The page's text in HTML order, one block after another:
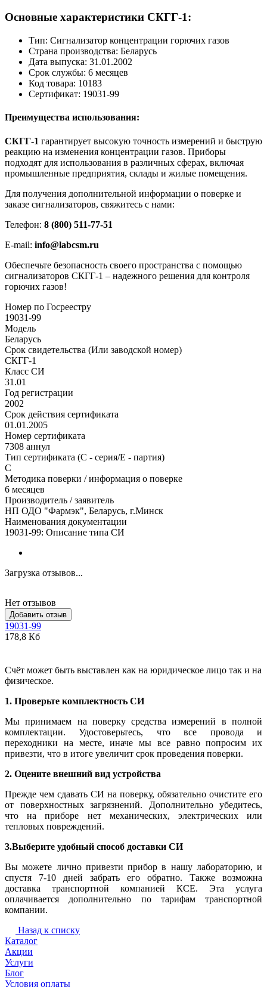
Основные характеристики СКГГ-1:
Тип: Сигнализатор концентрации горючих газов
Страна производства: Беларусь
Дата выпуска: 31.01.2002
Срок службы: 6 месяцев
Код товара: 10183
Сертификат: 19031-99
Преимущества использования:
СКГГ-1 гарантирует высокую точность измерений и быструю
реакцию на изменения концентрации газов. Приборы
подходят для использования в различных сферах, включая
промышленные предприятия, склады и жилые помещения.
Для получения дополнительной информации о поверке и
заказе сигнализаторов, свяжитесь с нами:
Телефон: 8 (800) 511-77-51
E-mail: info@labcsm.ru
Обеспечьте безопасность своего пространства с помощью
сигнализаторов СКГГ-1 – надежного решения для контроля
горючих газов!
Номер по Госреестру
19031-99
Модель
Беларусь
Срок свидетельства (Или заводской номер)
СКГГ-1
Класс СИ
31.01
Год регистрации
2002
Срок действия сертификата
01.01.2005
Номер сертификата
7308 аннул
Тип сертификата (C - серия/E - партия)
С
Методика поверки / информация о поверке
6 месяцев
Производитель / заявитель
НП ОДО "Фармэк", Беларусь, г.Минск
Наименования документации
19031-99: Описание типа СИ
Загрузка отзывов...
Нет отзывов
Добавить отзыв
19031-99
178,8 Кб
Счёт может быть выставлен как на юридическое лицо так и на
физическое.
1. Проверьте комплектность СИ
Мы принимаем на поверку средства измерений в полной
комплектации. Удостоверьтесь, что все провода и
переходники на месте, иначе мы все равно попросим их
привезти, что в итоге увеличит срок проведения поверки.
2. Оцените внешний вид устройства
Прежде чем сдавать СИ на поверку, обязательно очистите его
от поверхностных загрязнений. Дополнительно убедитесь,
что на приборе нет механических, электрических или
тепловых повреждений.
3.Выберите удобный способ доставки СИ
Вы можете лично привезти прибор в нашу лабораторию, и
спустя 7-10 дней забрать его обратно. Также возможна
доставка транспортной компанией КСЕ. Эта услуга
оплачивается дополнительно по тарифам транспортной
компании.
Назад к списку
Каталог
Акции
Услуги
Блог
Условия оплаты